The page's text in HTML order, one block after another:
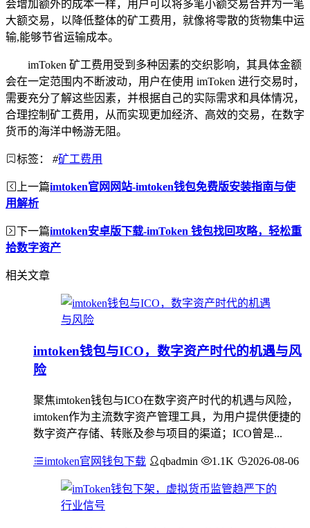
会增加额外的成本一样，用户可以将多笔小额交易合并为一笔
大额交易，以降低整体的矿工费用，就像将零散的货物集中运
输,能够节省运输成本。
imToken 矿工费用受到多种因素的交织影响，其具体金额
会在一定范围内不断波动，用户在使用 imToken 进行交易时，
需要充分了解这些因素，并根据自己的实际需求和具体情况，
合理控制矿工费用，从而实现更加经济、高效的交易，在数字
货币的海洋中畅游无阻。
标签： #矿工费用
上一篇imtoken官网网站-imtoken钱包免费版安装指南与使
用解析
下一篇imtoken安卓版下载-imToken 钱包找回攻略，轻松重
拾数字资产
相关文章
imtoken钱包与ICO，数字资产时代的机遇与风
险
聚焦imtoken钱包与ICO在数字资产时代的机遇与风险，
imtoken作为主流数字资产管理工具，为用户提供便捷的
数字资产存储、转账及参与项目的渠道；ICO曾是...
imtoken官网钱包下载 qbadmin 1.1K 2026-08-06